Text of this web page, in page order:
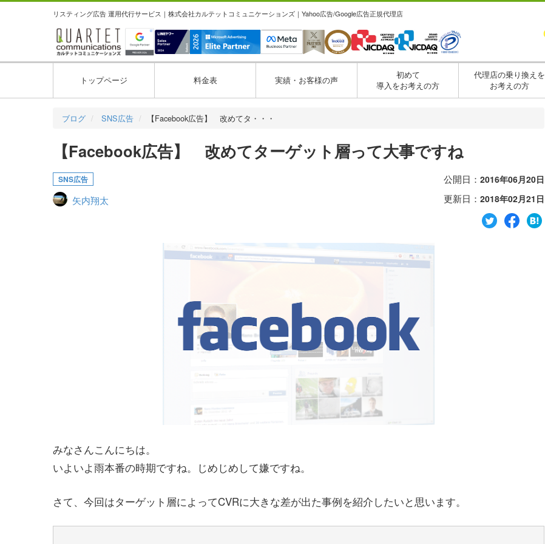
リスティング広告 運用代行サービス｜株式会社カルテットコミュニケーションズ｜Yahoo広告/Google広告正規代理店
トップページ 料金表 実績・お客様の声
初めて
導入をお考えの方
代理店の乗り換えを
お考えの方
ブログ SNS広告 【Facebook広告】 改めてタ・・・
【Facebook広告】 改めてターゲット層って大事ですね
SNS広告
矢内翔太
公開日： 2016年06月20日
更新日： 2018年02月21日
みなさんこんにちは。
いよいよ雨本番の時期ですね。じめじめして嫌ですね。
さて、今回はターゲット層によってCVRに大きな差が出た事例を紹介したいと思います。